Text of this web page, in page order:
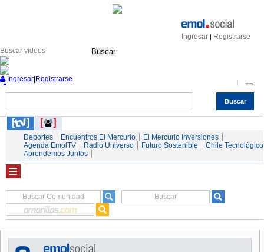
Ingresar | Registrarse
Buscar
Buscar
Ingresar Registrarse
Servicios
Deportes Encuentros El Mercurio
El Mercurio Inversiones
Agenda EmolTV
Radio Universo Futuro Sostenible
Chile Tecnológico
Aprendemos Juntos